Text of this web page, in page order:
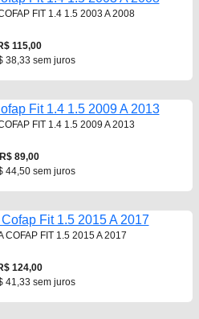
FIT 1.4 1.5 2003 A 2008
115,00
38,33 sem juros
FIT 1.4 1.5 2009 A 2013
R$ 89,00
44,50 sem juros
COFAP FIT 1.5 2015 A 2017
124,00
41,33 sem juros